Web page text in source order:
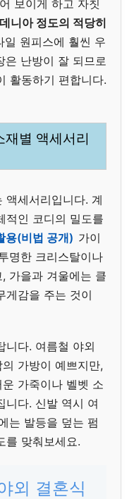
보이게 하고 자칫
니아 정도의 적당히
일 원피스에 훨씬 우
은 난방이 잘 되므로
활동하기 편합니다.
별 액세서리
액세서리입니다. 계
적인 코디의 밀도를
용(비법 공개) 가이
명한 크리스탈이나
가을과 겨울에는 클
게감을 주는 것이
니다. 여름철 야외
가방이 예쁘지만,
가죽이나 벨벳 소
니다. 신발 역시 여
는 발등을 덮는 펌
를 맞춰보세요.
외 결혼식